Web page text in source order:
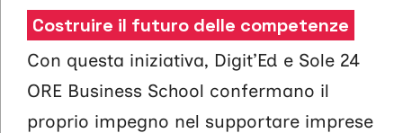
Costruire il futuro delle competenze
Con questa iniziativa, Digit’Ed e Sole 24
ORE Business School confermano il
proprio impegno nel supportare imprese